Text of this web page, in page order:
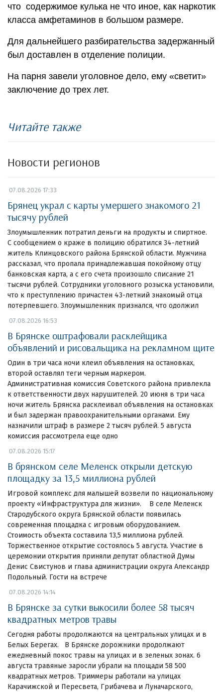
что содержимое кулька не что иное, как наркотик
класса амфетаминов в большом размере.
Для дальнейшего разбирательства задержанный
был доставлен в отделение полиции.
На парня завели уголовное дело, ему «светит»
заключение до трех лет.
Читайте также
Новости регионов
07.08.2026 17:33
Брянец украл с карты умершего знакомого 21
тысячу рублей
Злоумышленник потратил деньги на продукты и спиртное.
С сообщением о краже в полицию обратился 34-летний
житель Клинцовского района Брянской области. Мужчина
рассказал, что пропала принадлежавшая покойному отцу
банковская карта, а с его счета произошло списание 21
тысячи рублей. Сотрудники уголовного розыска установили,
что к преступлению причастен 43-летний знакомый отца
потерпевшего. Злоумышленник признался, что одолжил
07.08.2026 16:53
В Брянске оштрафовали расклейщика
объявлений и рисовальщика на рекламном щите
Один в три часа ночи клеил объявления на остановках,
второй оставлял теги черным маркером.
Административная комиссия Советского района привлекла
к ответственности двух нарушителей. 20 июня в три часа
ночи житель Брянска расклеивал объявления на остановках
и был задержан правоохранительными органами. Ему
назначили штраф в размере 2 тысяч рублей. 5 августа
комиссия рассмотрела еще одно
07.08.2026 15:17
В брянском селе Меленск открыли детскую
площадку за 13,5 миллиона рублей
Игровой комплекс для малышей возвели по национальному
проекту «Инфраструктура для жизни». В селе Меленск
Стародубского округа Брянской области появилась
современная площадка с игровым оборудованием.
Стоимость объекта составила 13,5 миллиона рублей.
Торжественное открытие состоялось 5 августа. Участие в
церемонии открытия приняли депутат областной Думы
Денис Свистунов и глава администрации округа Александр
Подольный. Гости на встрече
07.08.2026 14:14
В Брянске за сутки выкосили более 58 тысяч
квадратных метров травы
Сегодня работы продолжаются на центральных улицах и в
Белых Берегах. В Брянске дорожники продолжают
ежедневный покос травы на улицах и в зеленых зонах. 6
августа травяные заросли убрали на площади 58 500
квадратных метров. Триммеры работали на улицах
Карачижской и Пересвета, Грибачева и Луначарского,